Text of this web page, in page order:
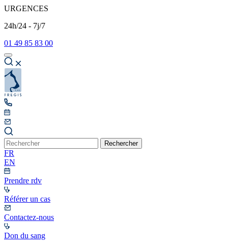
URGENCES
24h/24 - 7j/7
01 49 85 83 00
Rechercher
FR
EN
Prendre rdv
Référer un cas
Contactez-nous
Don du sang